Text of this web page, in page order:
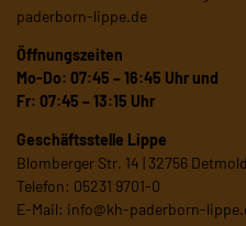
paderborn-lippe.de
Öffnungszeiten
Mo-Do: 07:45 – 16:45 Uhr und
Fr: 07:45 – 13:15 Uhr
Geschäftsstelle Lippe
Blomberger Str. 14 | 32756 Detmold
Telefon: 05231 9701-0
E-Mail: info@kh-paderborn-